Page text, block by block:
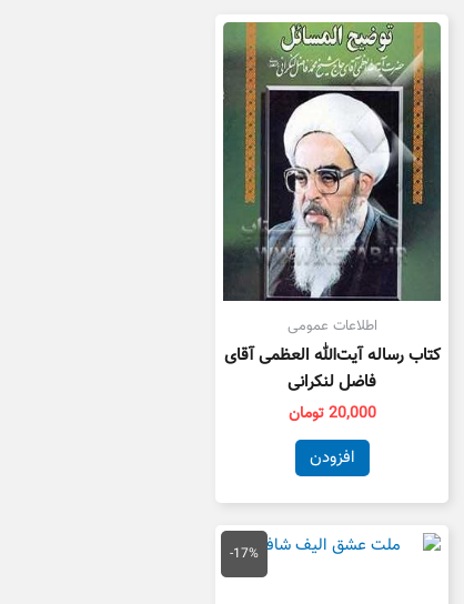
420,000 تومان
اطلاعات عمومی
کتاب رساله آیت‌الله العظمی آقای
فاضل لنکرانی
20,000 تومان
افزودن
-17%
قیمت
اصلی
780,000 تومان
قیمت
فعلی